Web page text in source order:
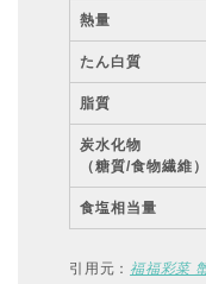
熱量
たん白質
脂質
炭水化物
（糖質/食物繊維）
食塩相当量
引用元： 福福彩菜